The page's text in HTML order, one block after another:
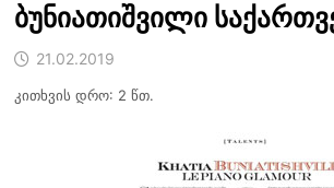
ბუნიათიშვილი
21.02.2019
კითხვის დრო: 2 წთ.